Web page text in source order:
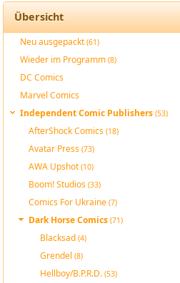
Übersicht
Neu ausgepackt(61)
Wieder im Programm(8)
DC Comics
Marvel Comics
Independent Comic Publishers(53)
AfterShock Comics(18)
Avatar Press(73)
AWA Upshot(10)
Boom! Studios(33)
Comics For Ukraine(7)
Dark Horse Comics(71)
Blacksad(4)
Grendel(8)
Hellboy/B.P.R.D.(53)